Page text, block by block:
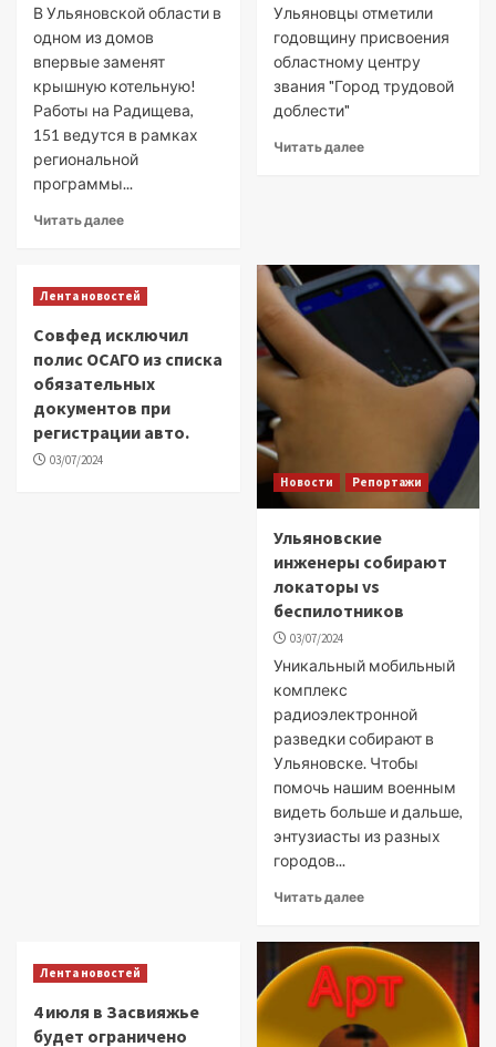
В Ульяновской области в
одном из домов
впервые заменят
крышную котельную!
Работы на Радищева,
151 ведутся в рамках
региональной
программы...
Читать далее
Ульяновцы отметили
годовщину присвоения
областному центру
звания "Город трудовой
доблести"
Читать далее
Лента новостей
Совфед исключил
полис ОСАГО из списка
обязательных
документов при
регистрации авто.
03/07/2024
Новости
Репортажи
Ульяновские
инженеры собирают
локаторы vs
беспилотников
03/07/2024
Уникальный мобильный
комплекс
радиоэлектронной
разведки собирают в
Ульяновске. Чтобы
помочь нашим военным
видеть больше и дальше,
энтузиасты из разных
городов...
Читать далее
Лента новостей
4 июля в Засвияжье
будет ограничено